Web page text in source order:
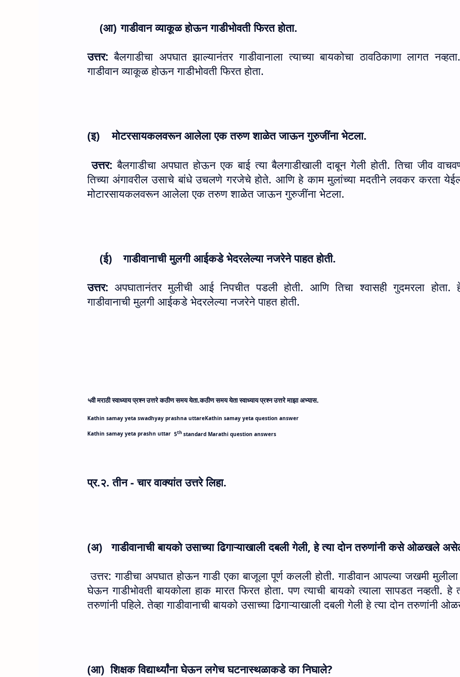
(आ) गाडीवान व्याकूळ होऊन गाडीभोवती फिरत होता.
उत्तर: बैलगाडीचा अपघात झाल्यानंतर गाडीवानाला त्याच्या बायकोचा ठावठिकाणा लागत
गाडीवान व्याकूळ होऊन गाडीभोवती फिरत होता.
(इ)
मोटरसायकलवरून आलेला एक तरुण शाळेत जाऊन गुरुजींना भेटला.
उत्तर:बैलगाडीचा अपघात होऊन एक बाई त्या बैलगाडीखाली दाबून गेली होती. तिचा जीव
तिच्या अंगावरील उसाचे बांधे उचलणे गरजेचे होते. आणि हे काम मुलांच्या मदतीने लवकर करता
मोटारसायकलवरून आलेला एक तरुण शाळेत जाऊन गुरुजींना भेटला.
(ई)
गाडीवानाची मुलगी आईकडे भेदरलेल्या नजरेने पाहत होती.
उत्तर: अपघातानंतर मुलीची आई निपचीत पडली होती. आणि तिचा श्वासही गुदमरला होता.
गाडीवानाची मुलगी आईकडे भेदरलेल्या नजरेने पाहत होती.
५वी मराठी स्वाध्याय प्रश्न उत्तरे कठीण समय येता.कठीण समय येता स्वाध्याय प्रश्न उत्तरे माझा अभ्यास.
Kathin samay yeta swadhyay prashna uttareKathin samay yeta question answer
Kathin samay yeta prashn uttar 5thstandard Marathi question answers
प्र.२. तीन - चार वाक्यांत उत्तरे लिहा.
(अ) गाडीवानाची बायको उसाच्या ढिगाऱ्याखाली दबली गेली,हे त्या दोन तरुणांनी कसे ओळखले
उत्तर: गाडीचा अपघात होऊन गाडी एका बाजूला पूर्ण कलली होती. गाडीवान आपल्या जखमी
घेऊन गाडीभोवती बायकोला हाक मारत फिरत होता. पण त्याची बायको त्याला सापडत नव्हती. हे
तरुणांनी पहिले. तेव्हा गाडीवानाची बायको उसाच्या ढिगाऱ्याखाली दबली गेली हे त्या दोन तरुणांनी
(आ) शिक्षक विद्यार्थ्यांना घेऊन लगेच घटनास्थळाकडे का निघाले?